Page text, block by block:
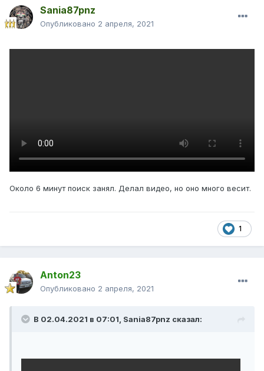
Sania87pnz
Опубликовано 2 апреля, 2021
Около 6 минут поиск занял. Делал видео, но оно много весит.
1
Anton23
Опубликовано 2 апреля, 2021
В 02.04.2021 в 07:01, Sania87pnz сказал: